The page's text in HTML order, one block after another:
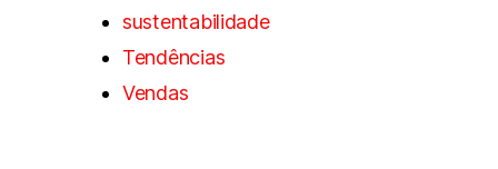
sustentabilidade
Tendências
Vendas